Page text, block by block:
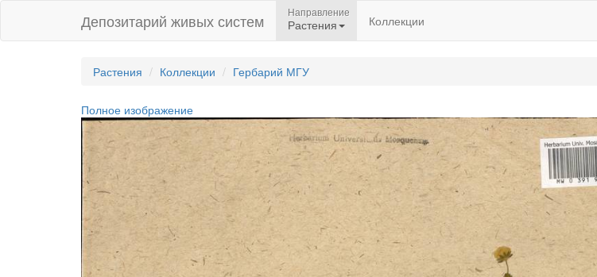
Депозитарий живых систем Направление
Растения Коллекции
Растения Коллекции Гербарий МГУ
Полное изображение